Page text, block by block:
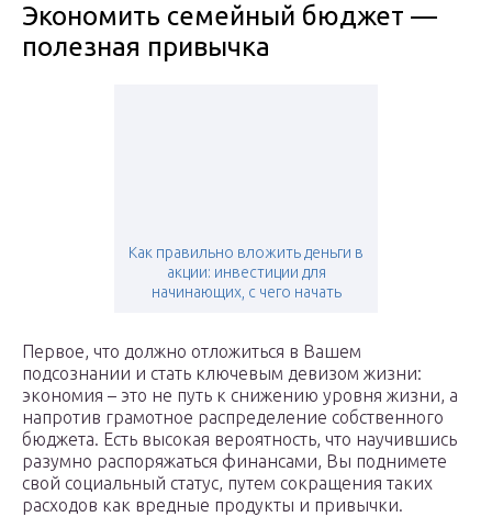
Экономить семейный бюджет —
полезная привычка
Как правильно вложить деньги в
акции: инвестиции для
начинающих, с чего начать
Первое, что должно отложиться в Вашем
подсознании и стать ключевым девизом жизни:
экономия – это не путь к снижению уровня жизни, а
напротив грамотное распределение собственного
бюджета. Есть высокая вероятность, что научившись
разумно распоряжаться финансами, Вы поднимете
свой социальный статус, путем сокращения таких
расходов как вредные продукты и привычки.